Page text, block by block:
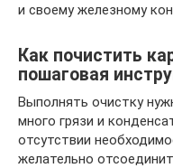
и своему железному
Как почистить
пошаговая
Выполнять очистку
много грязи и
отсутствии
желательно